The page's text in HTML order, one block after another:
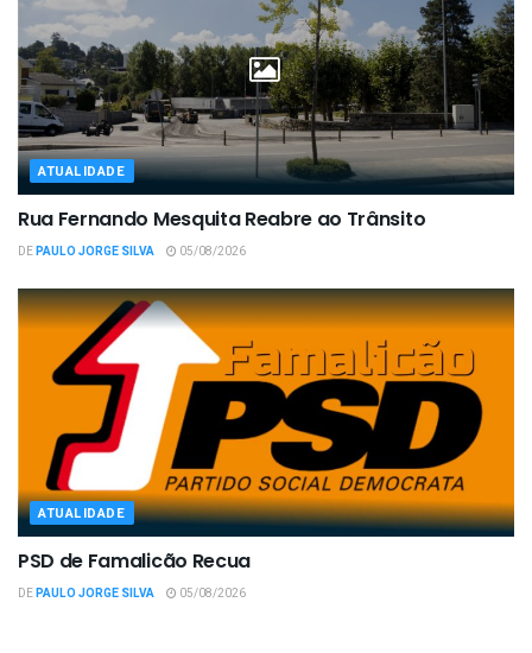
ATUALIDADE
Rua Fernando Mesquita Reabre ao Trânsito
DEPAULO JORGE SILVA 05/08/2026
ATUALIDADE
PSD de Famalicão Recua
DEPAULO JORGE SILVA 05/08/2026